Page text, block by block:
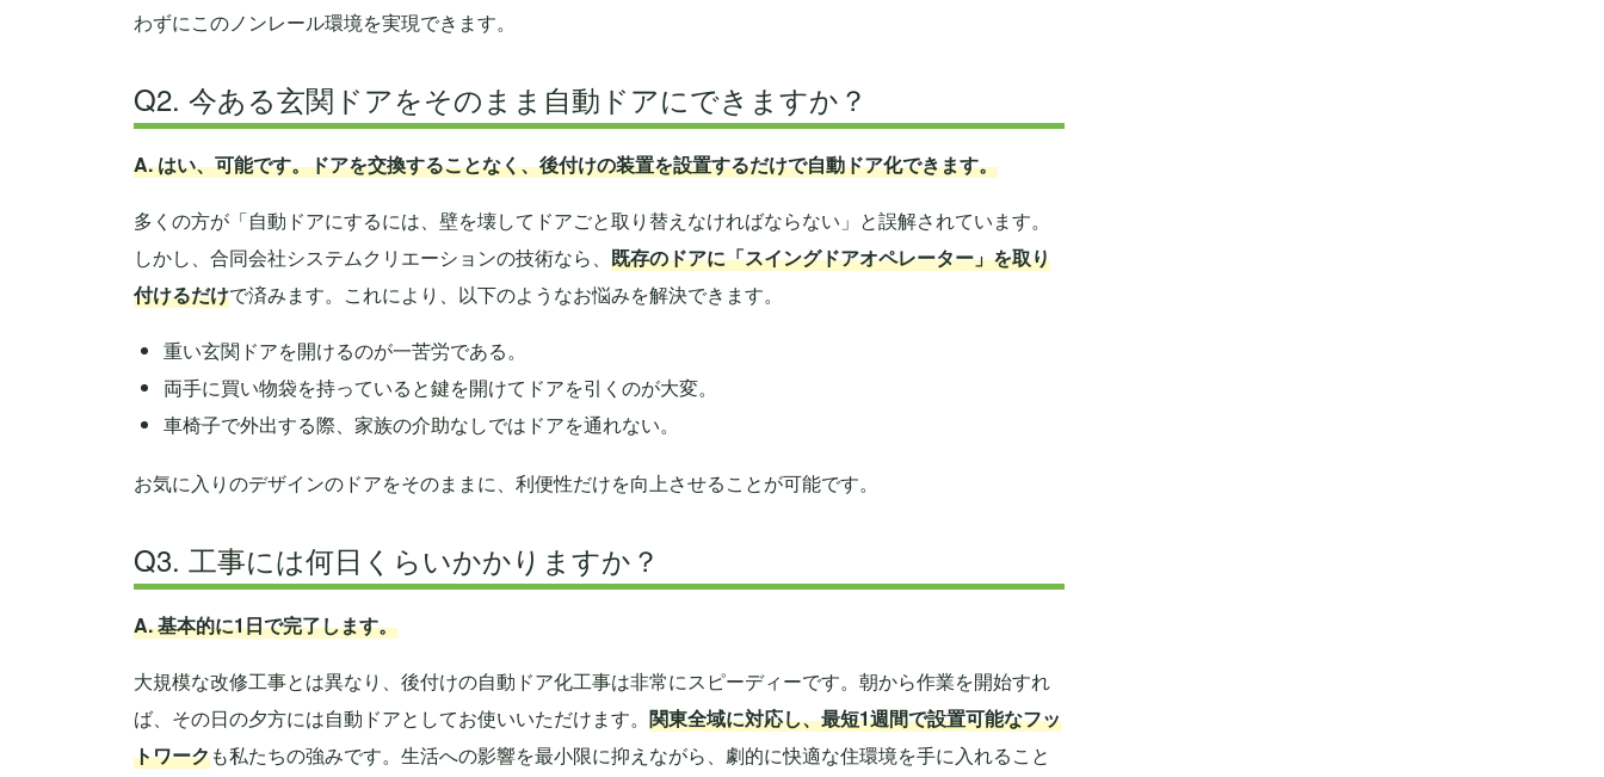
わずにこのノンレール環境を実現できます。
Q2. 今ある玄関ドアをそのまま自動ドアにできますか？
A. はい、可能です。ドアを交換することなく、後付けの装置を設置するだけで自動ドア化できます。
多くの方が「自動ドアにするには、壁を壊してドアごと取り替えなければならない」と誤解されています。
しかし、合同会社システムクリエーションの技術なら、 既存のドアに「スイングドアオペレーター」を取り
付けるだけで済みます。これにより、以下のようなお悩みを解決できます。
重い玄関ドアを開けるのが一苦労である。
両手に買い物袋を持っていると鍵を開けてドアを引くのが大変。
車椅子で外出する際、家族の介助なしではドアを通れない。
お気に入りのデザインのドアをそのままに、利便性だけを向上させることが可能です。
Q3. 工事には何日くらいかかりますか？
A. 基本的に1日で完了します。
大規模な改修工事とは異なり、後付けの自動ドア化工事は非常にスピーディーです。朝から作業を開始すれ
ば、その日の夕方には自動ドアとしてお使いいただけます。 関東全域に対応し、最短1週間で設置可能なフッ
トワークも私たちの強みです。生活への影響を最小限に抑えながら、劇的に快適な住環境を手に入れること